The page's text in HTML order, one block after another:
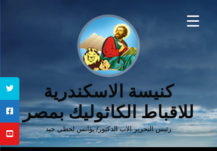
كنيسة الاسكندرية
للاقباط الكاثوليك بمصر
رئيس التحرير الاب الدكتور/ يؤانس لحظي جيد